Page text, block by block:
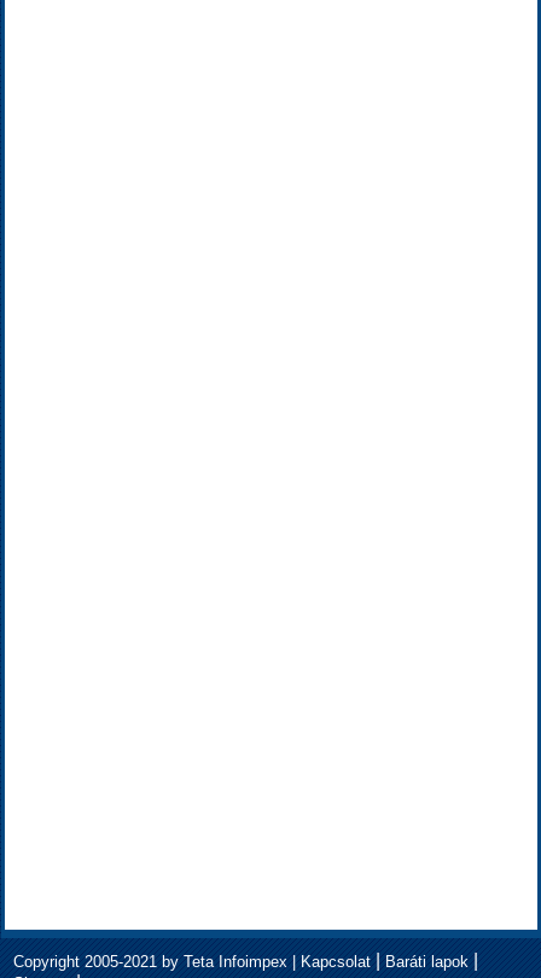
Copyright 2005-2021 by Teta Infoimpex | Kapcsolat| Baráti lapok|